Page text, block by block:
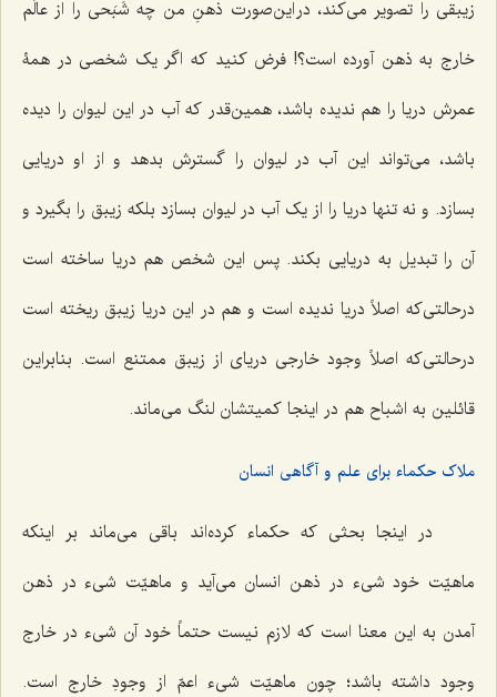
زیبقی را تصویر می‌کند، در این‌صورت ذهنِ من چه شَبَحی را از عالَم
خارج به ذهن آورده است؟! فرض کنید که اگر یک شخصی در همۀ
عمرش دریا را هم ندیده باشد، همین‌قدر که آب در این لیوان را دیده
باشد، می‌تواند این آب در لیوان را گسترش بدهد و از او دریایی
بسازد. و نه تنها دریا را از یک آب در لیوان بسازد بلکه زیبق را بگیرد و
آن را تبدیل به دریایی بکند. پس این شخص هم دریا ساخته است
درحالتی‌که اصلاً دریا ندیده است و هم در این دریا زیبق ریخته است
درحالتی‌که اصلاً وجود خارجی دریای از زیبق ممتنع است. بنابراین
قائلین به اشباح هم در اینجا کمیتشان لنگ می‌ماند.
ملاک حکماء برای علم و آگاهی انسان
در اینجا بحثی که حکماء کرده‌اند باقی می‌ماند بر اینکه
ماهیّت خود شیء در ذهن انسان می‌آید و ماهیّت شیء در ذهن
آمدن به این معنا است که لازم نیست حتماً خود آن شیء در خارج
وجود داشته باشد؛ چون ماهیّت شیء اعمّ از وجودِ خارج است.